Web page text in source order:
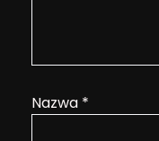
Nazwa *